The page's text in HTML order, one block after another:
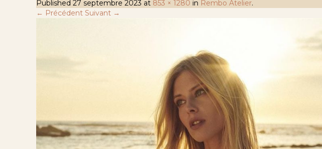
Published 27 septembre 2023 at 853 × 1280 in Rembo Atelier.
← Précédent Suivant →